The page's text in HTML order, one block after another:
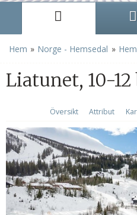
Hem » Norge - Hemsedal »
Liatunet, 10-12
Översikt Attribut